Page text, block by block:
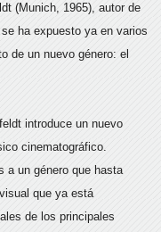
(Munich, 1965), autor de
ha expuesto ya en varios
de un nuevo género: el
introduce un nuevo
cinematográfico.
a un género que hasta
que ya está
de los principales